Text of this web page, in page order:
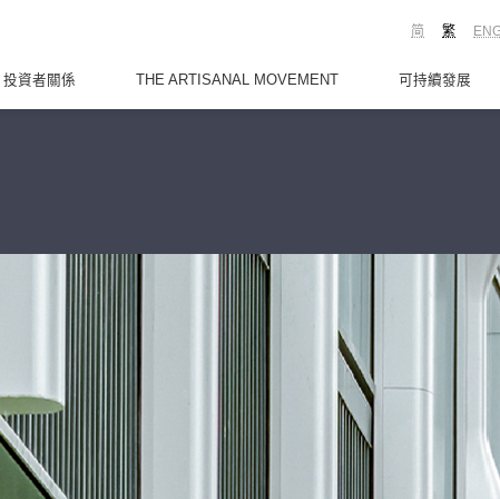
繁
简
投資者關係 THE ARTISANAL MOVEMENT 可持續發展